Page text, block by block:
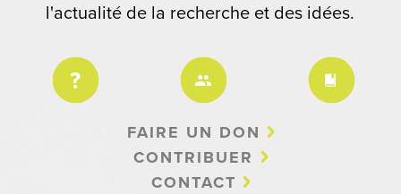
l'actualité de la recherche et des idées.
FAIRE UN DON
CONTRIBUER
CONTACT